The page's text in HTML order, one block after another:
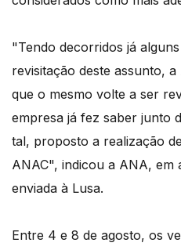
"Tendo decorridos já
revisitação deste assunto,
que o mesmo volte a ser
empresa já fez saber junto
tal, proposto a realização
ANAC", indicou a ANA, em
enviada à Lusa.
Entre 4 e 8 de agosto, os